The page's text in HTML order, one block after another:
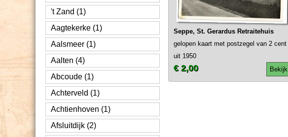
't Zand (1)
Aagtekerke (1)
Aalsmeer (1)
Aalten (4)
Abcoude (1)
Achterveld (1)
Achtienhoven (1)
Afsluitdijk (2)
Seppe, St. Gerardus Retraitehuis
gelopen kaart met postzegel van 2 cent
uit 1950
Bekijk
€ 2,00